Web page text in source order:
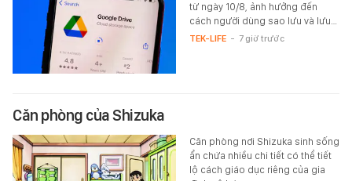
từ ngày 10/8, ảnh hưởng đến
cách người dùng sao lưu và lưu…
TEK-LIFE - 7 giờ trước
Căn phòng của Shizuka
Căn phòng nơi Shizuka sinh sống
ẩn chứa nhiều chi tiết có thể tiết
lộ cách giáo dục riêng của gia